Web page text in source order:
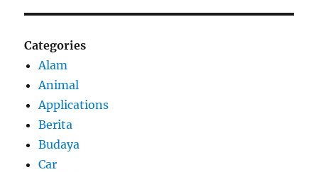
Categories
Alam
Animal
Applications
Berita
Budaya
Car